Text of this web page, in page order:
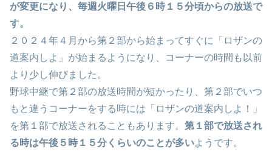
が変更になり、毎週火曜日午後６時１５分頃からの放送で
す。
２０２４年４月から第２部から始まってすぐに「ロザンの
道案内しよ」が始まるようになり、コーナーの時間も以前
より少し伸びました。
野球中継で第２部の放送時間が短かったり、第２部でいつ
もと違うコーナーをする時には「ロザンの道案内しよ！」
を第１部で放送されることもあります。 第１部で放送され
る時は午後５時１５分くらいのことが多いようです。